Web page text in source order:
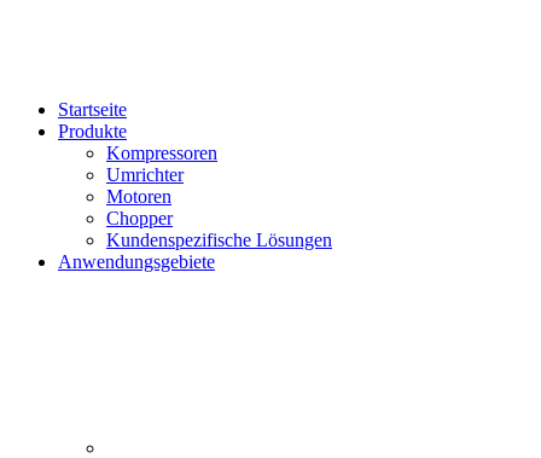
Startseite
Produkte
Kompressoren
Umrichter
Motoren
Chopper
Kundenspezifische Lösungen
Anwendungsgebiete